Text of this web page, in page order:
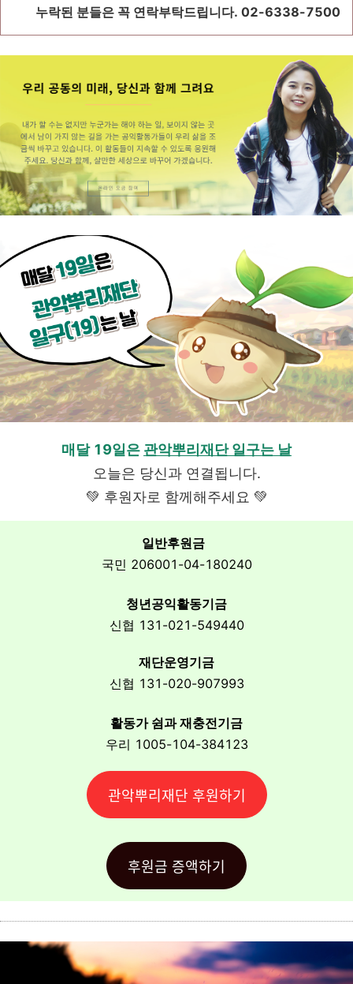
누락된 분들은 꼭 연락부탁드립니다. 02-6338-7500
매달 19일은 관악뿌리재단 일구는 날
오늘은 당신과 연결됩니다.
💚 후원자로 함께해주세요 💚
일반후원금
국민 206001-04-180240
청년공익활동기금
신협 131-021-549440
재단운영기금
신협 131-020-907993
활동가 쉼과 재충전기금
우리 1005-104-384123
관악뿌리재단 후원하기
후원금 증액하기